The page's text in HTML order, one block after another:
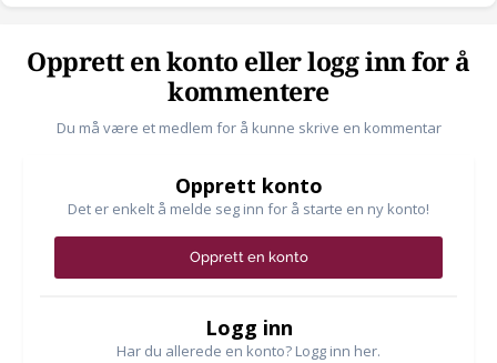
Opprett en konto eller logg inn for å
kommentere
Du må være et medlem for å kunne skrive en kommentar
Opprett konto
Det er enkelt å melde seg inn for å starte en ny konto!
Opprett en konto
Logg inn
Har du allerede en konto? Logg inn her.